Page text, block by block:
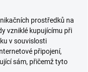
prostředků na
vzniklé kupujícímu při
v souvislosti
připojení,
sám, přičemž tyto